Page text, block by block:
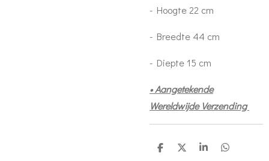
- Hoogte 22 cm
- Breedte 44 cm
- Diepte 15 cm
• Aangetekende
Wereldwijde Verzending
S
S
S
S